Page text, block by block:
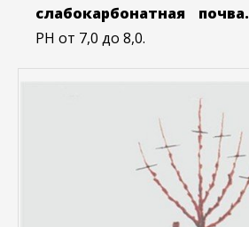
слабокарбонатная почва.
PH от 7,0 до 8,0.